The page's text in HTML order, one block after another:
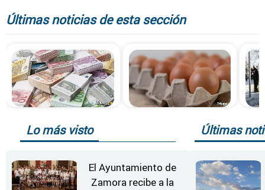
Últimas noticias de esta sección
Lo más visto
El Ayuntamiento de
Zamora recibe a la
Últimas